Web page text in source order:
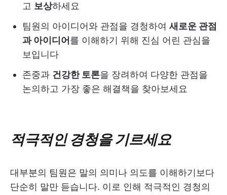
고 보상하세요
팀원의 아이디어와 관점을 경청하여 새로운 관점
과 아이디어 를 이해하기 위해 진심 어린 관심을
보입니다
존중과 건강한 토론을 장려하여 다양한 관점을
논의하고 가장 좋은 해결책을 찾아보세요
적극적인 경청을 기르세요
대부분의 팀원은 말의 의미나 의도를 이해하기보다
단순히 말만 듣습니다. 이로 인해 적극적인 경청의